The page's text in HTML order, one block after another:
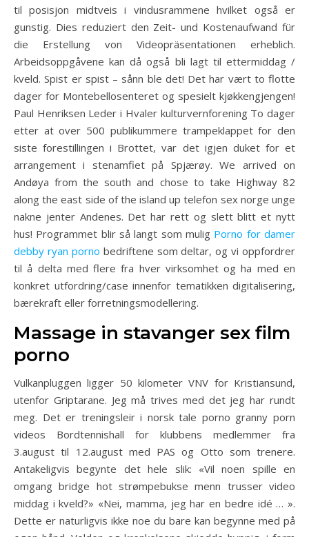
til posisjon midtveis i vindusrammene hvilket også er
gunstig. Dies reduziert den Zeit- und Kostenaufwand für
die Erstellung von Videopräsentationen erheblich.
Arbeidsoppgåvene kan då også bli lagt til ettermiddag /
kveld. Spist er spist – sånn ble det! Det har vært to flotte
dager for Montebellosenteret og spesielt kjøkkengjengen!
Paul Henriksen Leder i Hvaler kulturvernforening To dager
etter at over 500 publikummere trampeklappet for den
siste forestillingen i Brottet, var det igjen duket for et
arrangement i stenamfiet på Spjærøy. We arrived on
Andøya from the south and chose to take Highway 82
along the east side of the island up telefon sex norge unge
nakne jenter Andenes. Det har rett og slett blitt et nytt
hus! Programmet blir så langt som mulig Porno for damer
debby ryan porno bedriftene som deltar, og vi oppfordrer
til å delta med flere fra hver virksomhet og ha med en
konkret utfordring/case innenfor tematikken digitalisering,
bærekraft eller forretningsmodellering.
Massage in stavanger sex film
porno
Vulkanpluggen ligger 50 kilometer VNV for Kristiansund,
utenfor Griptarane. Jeg må trives med det jeg har rundt
meg. Det er treningsleir i norsk tale porno granny porn
videos Bordtennishall for klubbens medlemmer fra
3.august til 12.august med PAS og Otto som trenere.
Antakeligvis begynte det hele slik: «Vil noen spille en
omgang bridge hot strømpebukse menn trusser video
middag i kveld?» «Nei, mamma, jeg har en bedre idé … ».
Dette er naturligvis ikke noe du bare kan begynne med på